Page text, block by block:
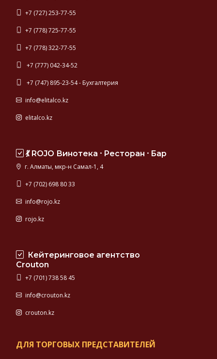
40%.
ликеры
производятся
Франции,
Нидерландах.
этом
разделе
производителей
прекрасной
репутацией
+7 (727) 253-77-55
+7 (778) 725-77-55
+7 (778) 322-77-55
+7 (777) 042-34-52
+7 (747) 895-23-54 - Бухгалтерия
info@elitalco.kz
elitalco.kz
💃 ROJO Винотека ⸱ Ресторан ⸱ Бар
г. Алматы, мкр-н Самал-1, 4
+7 (702) 698 80 33
info@rojo.kz
rojo.kz
Кейтеринговое агентство
Crouton
+7 (701) 738 58 45
info@crouton.kz
crouton.kz
ДЛЯ ТОРГОВЫХ ПРЕДСТАВИТЕЛЕЙ